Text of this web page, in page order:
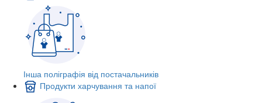
Інша поліграфія від постачальників
Продукти харчування та напої